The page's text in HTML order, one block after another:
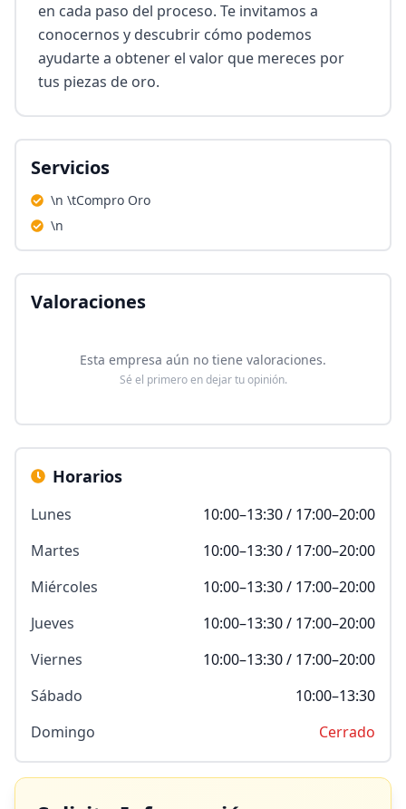
en cada paso del proceso. Te invitamos a
conocernos y descubrir cómo podemos
ayudarte a obtener el valor que mereces por
tus piezas de oro.
Servicios
\n \tCompro Oro
\n
Valoraciones
Esta empresa aún no tiene valoraciones.
Sé el primero en dejar tu opinión.
Horarios
Lunes
10:00–13:30 / 17:00–20:00
Martes
10:00–13:30 / 17:00–20:00
Miércoles
10:00–13:30 / 17:00–20:00
Jueves
10:00–13:30 / 17:00–20:00
Viernes
10:00–13:30 / 17:00–20:00
Sábado
10:00–13:30
Domingo
Cerrado